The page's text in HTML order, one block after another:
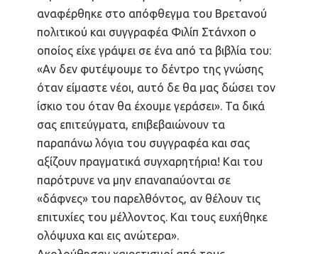
αναφέρθηκε στο απόφθεγμα του Βρετανού
πολιτικού και συγγραφέα Φιλίπ Στάνχοπ ο
οποίος είχε γράψει σε ένα από τα βιβλία του:
«Αν δεν φυτέψουμε το δέντρο της γνώσης
όταν είμαστε νέοι, αυτό δε θα μας δώσει τον
ίσκιο του όταν θα έχουμε γεράσει». Τα δικά
σας επιτεύγματα, επιβεβαιώνουν τα
παραπάνω λόγια του συγγραφέα και σας
αξίζουν πραγματικά συγχαρητήρια! Και του
παρότρυνε να μην επαναπαύονται σε
«δάφνες» του παρελθόντος, αν θέλουν τις
επιτυχίες του μέλλοντος. Και τους ευχήθηκε
ολόψυχα και εις ανώτερα».